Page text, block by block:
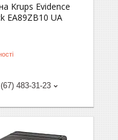
Krups Evidence
EA89ZB10 UA
483-31-23